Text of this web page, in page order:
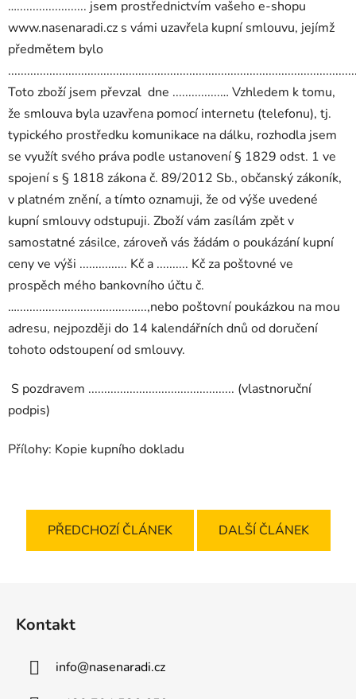
…...................... jsem prostřednictvím vašeho e-shopu
www.nasenaradi.cz s vámi uzavřela kupní smlouvu, jejímž
předmětem bylo
Toto zboží jsem převzal dne ...............… Vzhledem k tomu,
že smlouva byla uzavřena pomocí internetu (telefonu), tj.
typického prostředku komunikace na dálku, rozhodla jsem
se využít svého práva podle ustanovení § 1829 odst. 1 ve
spojení s § 1818 zákona č. 89/2012 Sb., občanský zákoník,
v platném znění, a tímto oznamuji, že od výše uvedené
kupní smlouvy odstupuji. Zboží vám zasílám zpět v
samostatné zásilce, zároveň vás žádám o poukázání kupní
ceny ve výši ............... Kč a .......... Kč za poštovné ve
prospěch mého bankovního účtu č.
….........................................,nebo poštovní poukázkou na mou
adresu, nejpozději do 14 kalendářních dnů od doručení
tohoto odstoupení od smlouvy.
S pozdravem .............................................. (vlastnoruční
podpis)
Přílohy: Kopie kupního dokladu
PŘEDCHOZÍ ČLÁNEK DALŠÍ ČLÁNEK
Kontakt
info@nasenaradi.cz